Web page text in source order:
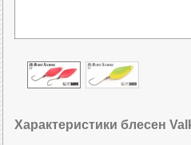
Характеристики блесен